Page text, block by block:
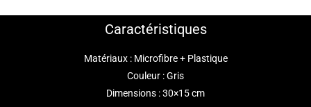
Caractéristiques
Matériaux : Microfibre + Plastique
Couleur : Gris
Dimensions : 30×15 cm